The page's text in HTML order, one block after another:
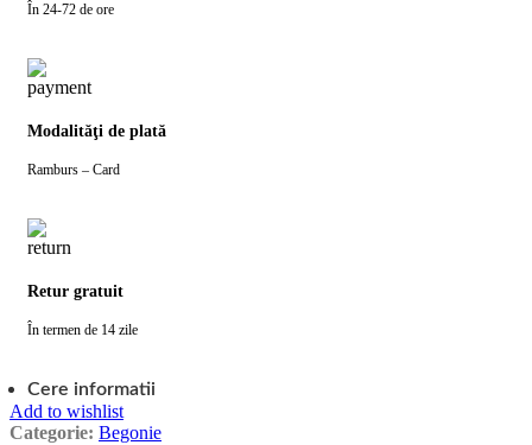
În 24-72 de ore
Modalităţi de plată
Ramburs – Card
Retur gratuit
În termen de 14 zile
Cere informatii
Add to wishlist
Categorie: Begonie